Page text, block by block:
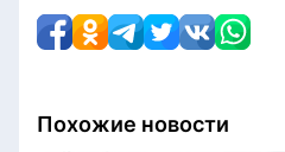
Похожие новости